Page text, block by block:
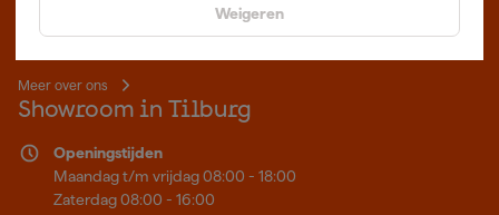
Weigeren
specialist, wat je project ook is. Gereedschapcentrum is Beter
Meer over ons
Showroom in Tilburg
Openingstijden
Maandag t/m vrijdag 08:00 - 18:00
Zaterdag 08:00 - 16:00